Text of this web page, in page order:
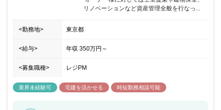
ど担当物件の難易度アップに挑戦しPMとしてスキルを磨いていき
ながら、管理職のポストも目指せます。オーナー様に貢献し、信頼
の輪を拡げるやりがいクライアントは不動産ファンド等のプロオー
ナーがメイン。例えば、一つの管理物件がうまく運営・管理される
と別の所有物件の運営を任されることもあり、信頼が次の案件につ
ながります。また、それだけでなく担当した物件が購入時より高値
で売却できればPMの力量が評価され、大きな達成感を味わうこと
のできるお仕事になります。
リノベーションなど資産管理全般を行なっ...
<勤務地> 東京都
<給与> 年収 350万円 ～
<募集職種> レジPM
業界未経験可 宅建を活かせる 時短勤務相談可能